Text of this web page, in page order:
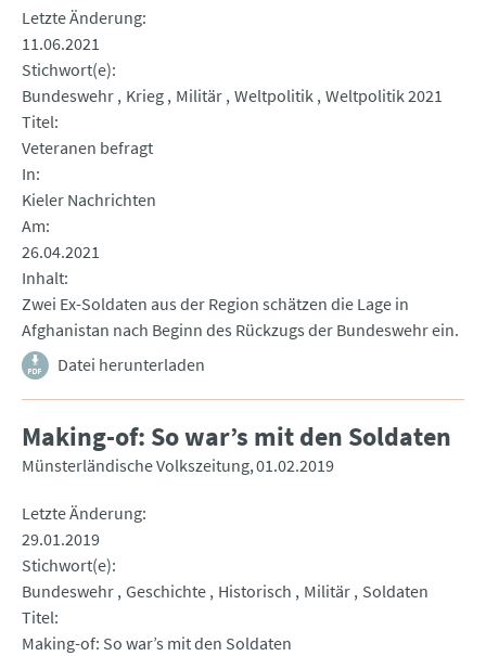
Letzte Änderung
11.06.2021
Stichwort(e)
Bundeswehr Krieg Militär Weltpolitik Weltpolitik 2021
Titel
Veteranen befragt
In
Kieler Nachrichten
Am
26.04.2021
Inhalt
Zwei Ex-Soldaten aus der Region schätzen die Lage in
Afghanistan nach Beginn des Rückzugs der Bundeswehr ein.
Datei herunterladen
Making-of: So war’s mit den Soldaten
Münsterländische Volkszeitung 01.02.2019
Letzte Änderung
29.01.2019
Stichwort(e)
Bundeswehr Geschichte Historisch Militär Soldaten
Titel
Making-of: So war’s mit den Soldaten